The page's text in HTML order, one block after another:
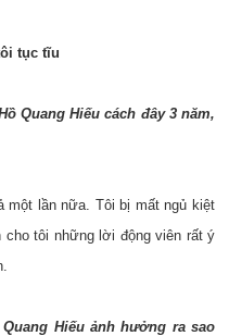
tục tĩu
Quang Hiếu cách đây 3 năm,
lần nữa. Tôi bị mất ngủ kiệt
tôi những lời động viên rất ý
Hiếu ảnh hưởng ra sao